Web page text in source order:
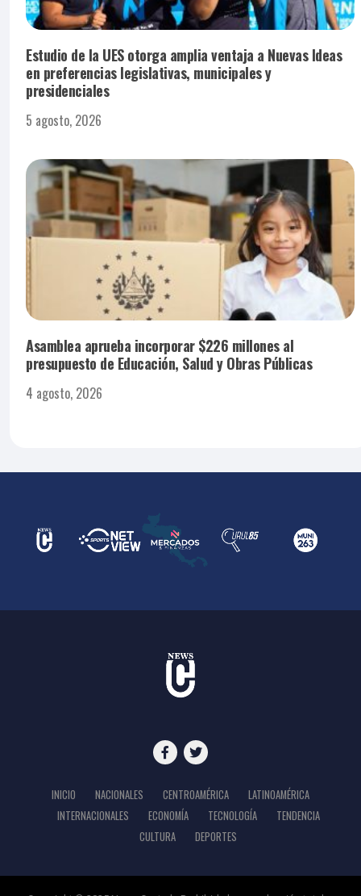
Estudio de la UES otorga amplia ventaja a Nuevas Ideas
en preferencias legislativas, municipales y
presidenciales
5 agosto, 2026
Asamblea aprueba incorporar $226 millones al
presupuesto de Educación, Salud y Obras Públicas
4 agosto, 2026
INICIO NACIONALES CENTROAMÉRICA
LATINOAMÉRICA
INTERNACIONALES
ECONOMÍA TECNOLOGÍA
TENDENCIA
CULTURA
DEPORTES